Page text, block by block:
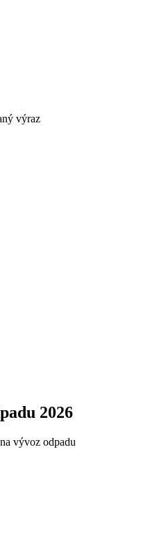
výraz
2026